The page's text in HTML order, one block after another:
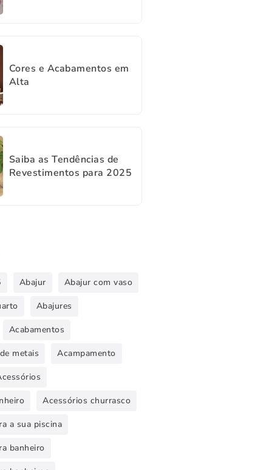
Cores e Acabamentos em
Alta
Saiba as Tendências de
Revestimentos para 2025
Abajur Abajur com vaso
Abajures
Acabamentos
metais Acampamento
Acessórios churrasco
a sua piscina
banheiro